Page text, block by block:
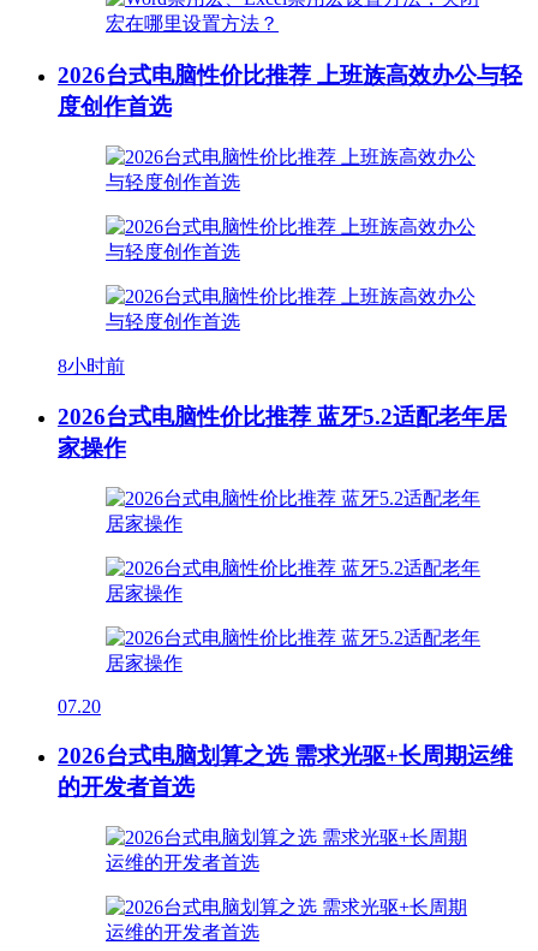
2026台式电脑性价比推荐 上班族高效办公与轻
度创作首选
8小时前
2026台式电脑性价比推荐 蓝牙5.2适配老年居
家操作
07.20
2026台式电脑划算之选 需求光驱+长周期运维
的开发者首选